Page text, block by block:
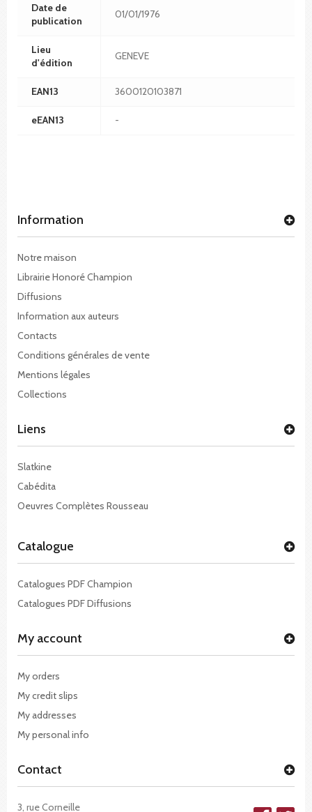
Date de
publication
01/01/1976
Lieu
d'édition
GENEVE
EAN13 3600120103871
eEAN13 -
Information
Notre maison
Librairie Honoré Champion
Diffusions
Information aux auteurs
Contacts
Conditions générales de vente
Mentions légales
Collections
Liens
Slatkine
Cabédita
Oeuvres Complètes Rousseau
Catalogue
Catalogues PDF Champion
Catalogues PDF Diffusions
My account
My orders
My credit slips
My addresses
My personal info
Contact
3, rue Corneille